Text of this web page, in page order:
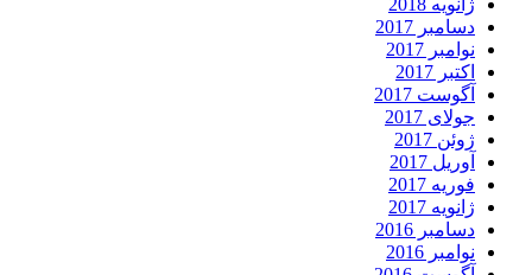
ژانویه 2018
دسامبر 2017
نوامبر 2017
اکتبر 2017
آگوست 2017
جولای 2017
ژوئن 2017
آوریل 2017
فوریه 2017
ژانویه 2017
دسامبر 2016
نوامبر 2016